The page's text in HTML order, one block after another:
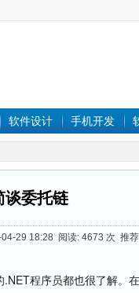
软件设计 手机开发
谈委托链
04-29 18:28 阅读: 4673 次 推
程序员都也很了解。